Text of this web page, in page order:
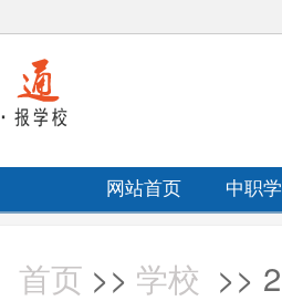
网站首页 中职
首页 >> 学校 >>